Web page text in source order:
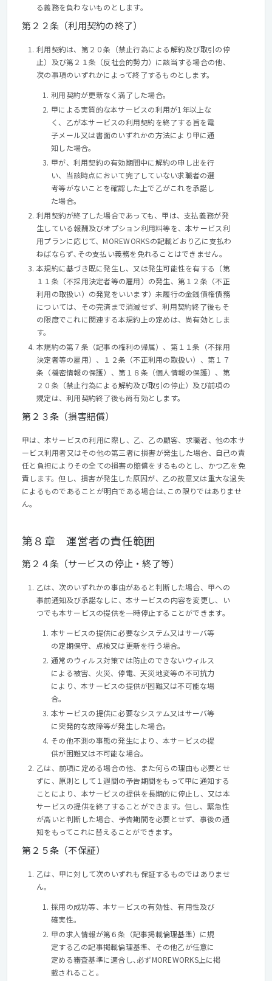
る義務を負わないものとします。
第２２条（利用契約の終了）
利用契約は、第２０条（禁止行為による解約及び取引の停
止）及び第２１条（反社会的勢力）に該当する場合の他、
次の事項のいずれかによって終了するものとします。
利用契約が更新なく満了した場合。
甲による実質的な本サービスの利用が1年以上な
く、乙が本サービスの利用契約を終了する旨を電
子メール又は書面のいずれかの方法により甲に通
知した場合。
甲が、利用契約の有効期間中に解約の申し出を行
い、当該時点において完了していない求職者の選
考等がないことを確認した上で乙がこれを承諾し
た場合。
利用契約が終了した場合であっても、甲は、支払義務が発
生している報酬及びオプション利用料等を、本サービス利
用プランに応じて、MOREWORKSの記載どおり乙に支払わ
ねばならず､その支払い義務を免れることはできません。
本規約に基づき既に発生し、又は発生可能性を有する（第
１１条（不採用決定者等の雇用）の発生、第１２条（不正
利用の取扱い）の発覚をいいます）未履行の金銭債権債務
については、その完済まで消滅せず、利用契約終了後もそ
の限度でこれに関連する本規約上の定めは、尚有効としま
す。
本規約の第７条（記事の権利の帰属）、第１１条（不採用
決定者等の雇用）、１２条（不正利用の取扱い）、第１７
条（機密情報の保護）、第１８条（個人情報の保護）、第
２０条（禁止行為による解約及び取引の停止）及び前項の
規定は、利用契約終了後も尚有効とします。
第２３条（損害賠償）
甲は、本サービスの利用に際し、乙、乙の顧客、求職者、他の本サ
ービス利用者又はその他の第三者に損害が発生した場合、自己の責
任と負担によりその全ての損害の賠償をするものとし、かつ乙を免
責します。但し、損害が発生した原因が、乙の故意又は重大な過失
によるものであることが明白である場合は､この限りではありませ
ん。
第８章 運営者の責任範囲
第２４条（サービスの停止・終了等）
乙は、次のいずれかの事由があると判断した場合、甲への
事前通知及び承諾なしに、本サービスの内容を変更し、い
つでも本サービスの提供を一時停止することができます。
本サービスの提供に必要なシステム又はサーバ等
の定期保守、点検又は更新を行う場合。
通常のウィルス対策では防止のできないウィルス
による被害、火災、停電、天災地変等の不可抗力
により、本サービスの提供が困難又は不可能な場
合。
本サービスの提供に必要なシステム又はサーバ等
に突発的な故障等が発生した場合。
その他不測の事態の発生により、本サービスの提
供が困難又は不可能な場合。
乙は、前項に定める場合の他、また何らの理由も必要とせ
ずに、原則として１週間の予告期間をもって甲に通知する
ことにより、本サービスの提供を長期的に停止し、又は本
サービスの提供を終了することができます。但し、緊急性
が高いと判断した場合、予告期間を必要とせず、事後の通
知をもってこれに替えることができます。
第２５条（不保証）
乙は、甲に対して次のいずれも保証するものではありませ
ん。
採用の成功等、本サービスの有効性、有用性及び
確実性。
甲の求人情報が第６条（記事掲載倫理基準）に規
定する乙の記事掲載倫理基準、その他乙が任意に
定める審査基準に適合し､必ずMOREWORKS上に掲
載されること。